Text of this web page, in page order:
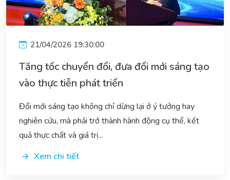
21/04/2026 19:30:00
Tăng tốc chuyển đổi, đưa đổi mới sáng tạo
vào thực tiễn phát triển
Đổi mới sáng tạo không chỉ dừng lại ở ý tưởng hay
nghiên cứu, mà phải trở thành hành động cụ thể, kết
quả thực chất và giá trị...
Xem chi tiết